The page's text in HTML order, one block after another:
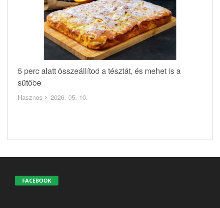
5 perc alatt összeállítod a tésztát, és mehet is a
sütőbe
Hasznos 2026. 05. 10.
FACEBOOK